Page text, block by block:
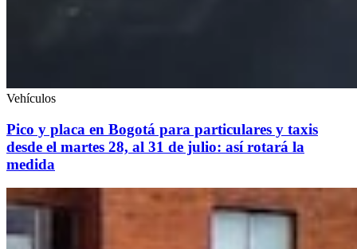
Vehículos
Pico y placa en Bogotá para particulares y taxis
desde el martes 28, al 31 de julio: así rotará la
medida